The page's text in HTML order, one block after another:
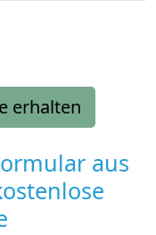
erhalten
aus